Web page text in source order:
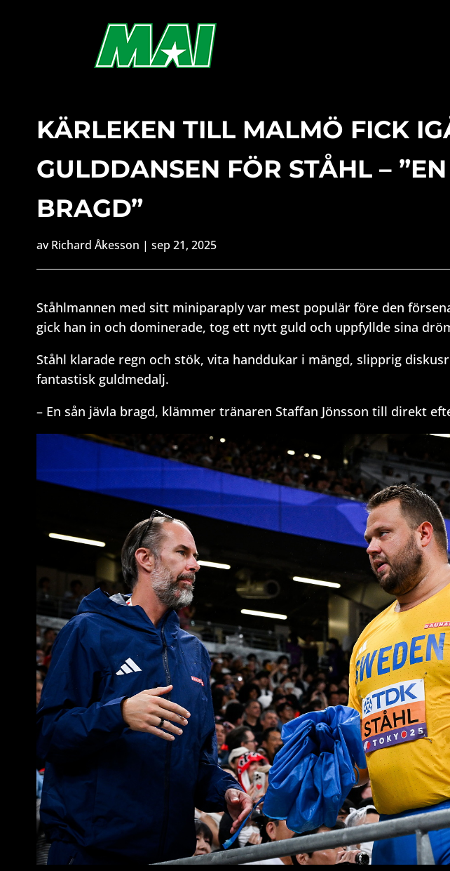
KÄRLEKEN TILL MALMÖ FICK
GULDDANSEN FÖR STÅHL –
BRAGD”
avRichard Åkesson | sep 21, 2025
Ståhlmannen med sitt miniparaply var mest populär före den
gick han in och dominerade, tog ett nytt guld och uppfyllde sina
Ståhl klarade regn och stök, vita handdukar i mängd, slipprig
fantastisk guldmedalj.
– En sån jävla bragd, klämmer tränaren Staffan Jönsson till direkt